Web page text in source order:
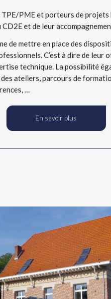
PME et porteurs de projets
et de leur
de mettre en place des
C’est à dire de leur
technique. La possibilité
ateliers, parcours de
…
En savoir plus